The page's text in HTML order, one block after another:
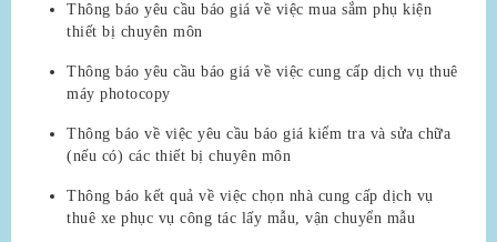
Thông báo yêu cầu báo giá về việc mua sắm phụ kiện
thiết bị chuyên môn
Thông báo yêu cầu báo giá về việc cung cấp dịch vụ thuê
máy photocopy
Thông báo về việc yêu cầu báo giá kiểm tra và sửa chữa
(nếu có) các thiết bị chuyên môn
Thông báo kết quả về việc chọn nhà cung cấp dịch vụ
thuê xe phục vụ công tác lấy mẫu, vận chuyển mẫu